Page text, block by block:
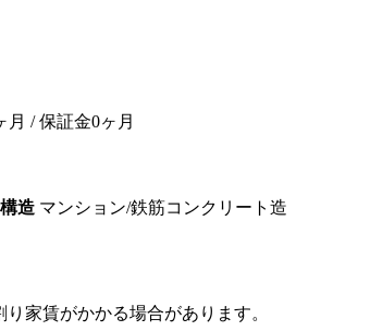
月 /保証金0ヶ月
造 マンション/鉄筋コンクリート造
家賃がかかる場合があります。